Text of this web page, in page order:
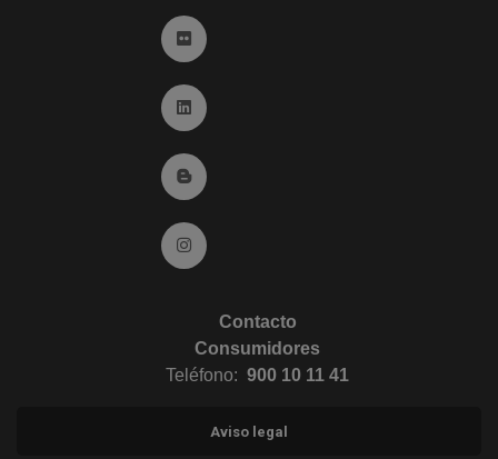
Ir a Flickr (abre en ventana nueva)
Ir a Linkedin (abre en ventana nueva)
Ir al Blog (abre en ventana nueva)
Ir a Instagram (abre en ventana nueva)
Contacto
Consumidores
Teléfono: 900 10 11 41
Aviso legal